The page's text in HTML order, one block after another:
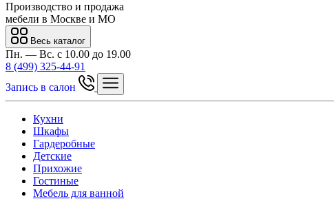
Производство и продажа
мебели в Москве и МО
Весь каталог
Пн. — Вс. с 10.00 до 19.00
8 (499) 325-44-91
Запись в салон
Кухни
Шкафы
Гардеробные
Детские
Прихожие
Гостиные
Мебель для ванной